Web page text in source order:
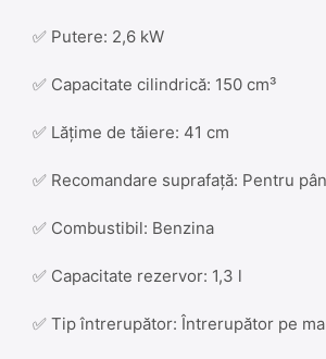
✅ Putere: 2,6 kW
✅ Capacitate cilindrică: 150 cm³
✅ Lățime de tăiere: 41 cm
✅ Recomandare suprafață: Pentru
✅ Combustibil: Benzina
✅ Capacitate rezervor: 1,3 l
✅ Tip întrerupător: Întrerupător pe